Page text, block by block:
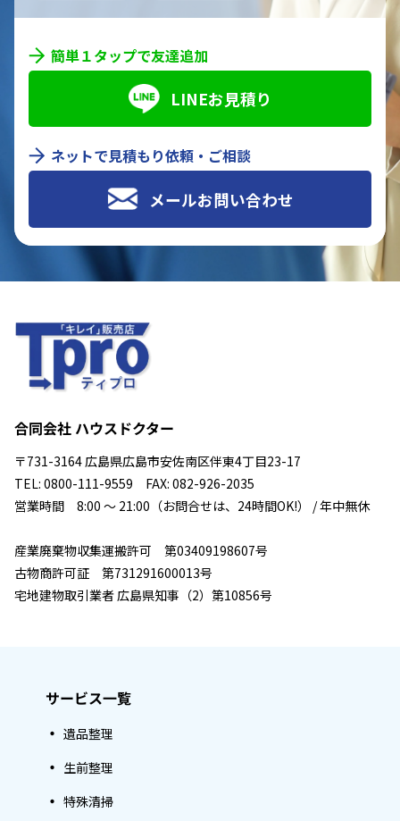
簡単１タップで友達追加
LINEお見積り
ネットで見積もり依頼・ご相談
メールお問い合わせ
合同会社 ハウスドクター
〒731-3164 広島県広島市安佐南区伴東4丁目23-17
TEL: 0800-111-9559 FAX: 082-926-2035
営業時間 8:00 ～ 21:00（お問合せは、24時間OK!） / 年中無休
産業廃棄物収集運搬許可 第03409198607号
古物商許可証 第731291600013号
宅地建物取引業者 広島県知事（2）第10856号
サービス一覧
遺品整理
生前整理
特殊清掃